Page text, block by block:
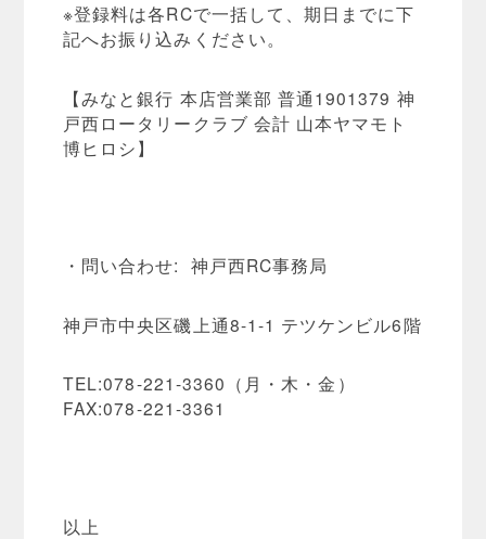
※登録料は各RCで一括して、期日までに下
記へお振り込みください。
【みなと銀行 本店営業部 普通1901379 神
戸西ロータリークラブ 会計 山本ヤマモト
博ヒロシ】
・問い合わせ: 神戸西RC事務局
神戸市中央区磯上通8-1-1 テツケンビル6階
TEL:078-221-3360（月・木・金）
FAX:078-221-3361
以上